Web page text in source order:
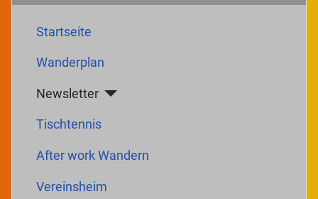
Startseite
Wanderplan
Newsletter
Tischtennis
After work Wandern
Vereinsheim